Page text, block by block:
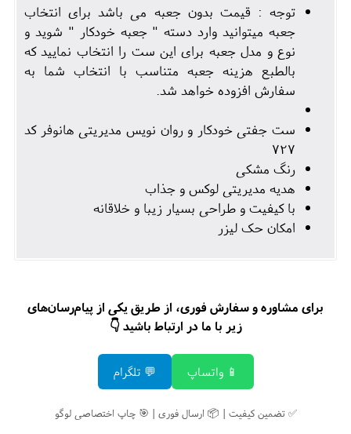
توجه : قیمت بدون جعبه می باشد برای انتخاب
جعبه میتوانید وارد دسته " جعبه خودکار " شوید و
نوع و مدل جعبه برای این ست را انتخاب نمایید که
بالطبع هزینه جعبه متناسب با انتخاب شما به
سفارش افزوده خواهد شد.
ست جفتی خودکار و روان نویس مدیریتی هانوفر کد
727
رنگ مشکی
هدیه مدیریتی لوکس و جذاب
با کیفیت و طراحی بسیار زیبا و خلاقانه
امکان حک لیزر
برای مشاوره و سفارش فوری، از طریق یکی از پیام‌رسان‌های
زیر با ما در ارتباط باشید 👇
📱 واتساپ 💬 تلگرام
✅ تضمین کیفیت | 📦 ارسال فوری | 🎯 چاپ اختصاصی لوگو